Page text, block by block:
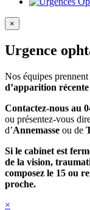
×
Urgence
Nos équipes
d’apparition récente
Contactez-nous au
ou présentez-vous
d’Annemasse ou de
Si le cabinet est
de la vision,
composez le 15 ou
proche.
×